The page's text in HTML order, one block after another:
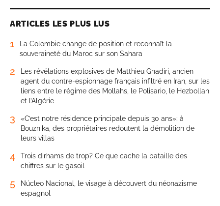
ARTICLES LES PLUS LUS
1
La Colombie change de position et reconnaît la
souveraineté du Maroc sur son Sahara
2
Les révélations explosives de Matthieu Ghadiri, ancien
agent du contre-espionnage français infiltré en Iran, sur les
liens entre le régime des Mollahs, le Polisario, le Hezbollah
et l’Algérie
3
«C’est notre résidence principale depuis 30 ans»: à
Bouznika, des propriétaires redoutent la démolition de
leurs villas
4
Trois dirhams de trop? Ce que cache la bataille des
chiffres sur le gasoil
5
Núcleo Nacional, le visage à découvert du néonazisme
espagnol